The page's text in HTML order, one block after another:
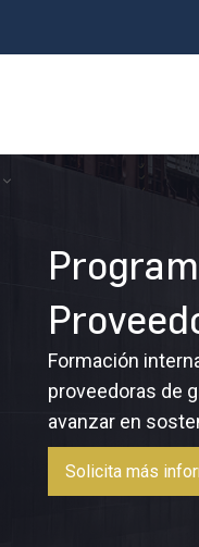
Formación
proveedoras de
avanzar en
Solicita más